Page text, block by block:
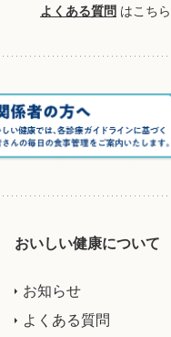
よくある質問 はこちら
おいしい健康について
お知らせ
よくある質問